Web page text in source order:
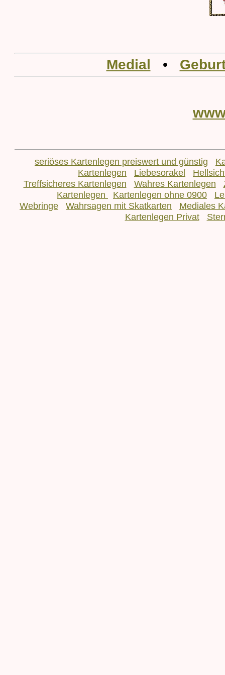
Medial •
seriöses Kartenlegen preiswert und günstig
Kartenlegen
Liebesorakel
Treffsicheres Kartenlegen
Wahres Kartenlegen
Kartenlegen
Kartenlegen ohne 0900
Webringe
Wahrsagen mit Skatkarten
Mediales
Kartenlegen Privat